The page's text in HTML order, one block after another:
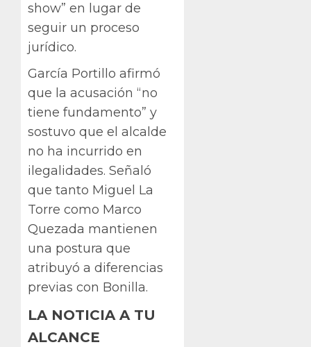
show” en lugar de
seguir un proceso
jurídico.
García Portillo afirmó
que la acusación “no
tiene fundamento” y
sostuvo que el alcalde
no ha incurrido en
ilegalidades. Señaló
que tanto Miguel La
Torre como Marco
Quezada mantienen
una postura que
atribuyó a diferencias
previas con Bonilla.
LA NOTICIA A TU
ALCANCE